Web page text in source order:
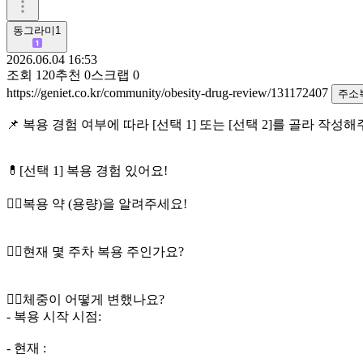
동그라미1
2026.06.04 16:53
조회 120추천 0스크랩 0
https://geniet.co.kr/community/obesity-drug-review/131172407
주소
📌 복용 경험 여부에 따라 [선택 1] 또는 [선택 2]를 골라 작성해
💊[선택 1] 복용 경험 있어요!
👉🏻복용 약 (용량)을 알려주세요!
👉🏻현재 몇 주차 복용 주인가요?
👉🏻체중이 어떻게 변했나요?
- 복용 시작 시점:
- 현재 :